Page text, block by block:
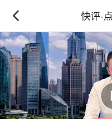
快评-